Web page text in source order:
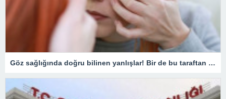
Göz sağlığında doğru bilinen yanlışlar! Bir de bu taraftan bakın…